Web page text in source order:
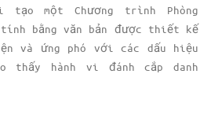
tạo một Chương trình Phòng
tính bằng văn bản được thiết kế
và ứng phó với các dấu hiệu
thấy hành vi đánh cắp danh